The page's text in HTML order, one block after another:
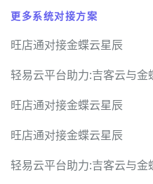
更多系统对接方案
旺店通对接金蝶云星辰
轻易云平台助力:吉客云与
旺店通对接金蝶云星辰
旺店通对接金蝶云星辰
轻易云平台助力:吉客云与